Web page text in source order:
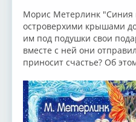
Морис Метерлинк "Синия
островерхими крышами
им под подушки свои
вместе с ней они
приносит счастье? Об